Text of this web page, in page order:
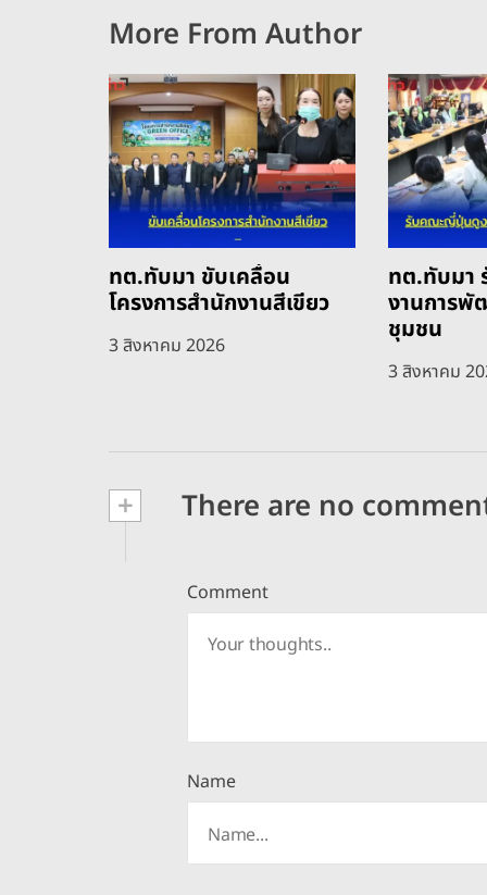
More From Author
ทต.ทับมา ขับเคลื่อน
โครงการสำนักงานสีเขียว
3 สิงหาคม 2026
ทต.ทับมา
งานการ
ชุมชน
3 สิงหาคม
+ There are no
Comment
Name